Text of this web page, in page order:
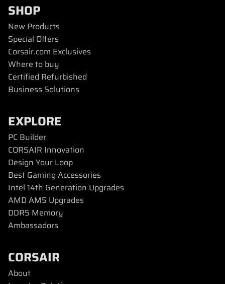
SHOP
New Products
Special Offers
Corsair.com Exclusives
Where to buy
Certified Refurbished
Business Solutions
EXPLORE
PC Builder
CORSAIR Innovation
Design Your Loop
Best Gaming Accessories
Intel 14th Generation Upgrades
AMD AM5 Upgrades
DDR5 Memory
Ambassadors
CORSAIR
About